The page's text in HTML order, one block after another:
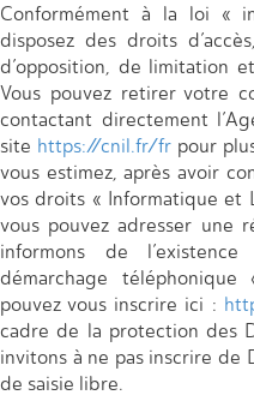
Conformément à la loi «
disposez des droits
d’opposition, de limitation
Vous pouvez retirer votre
contactant directement
site https://cnil.fr/fr pour
vous estimez, après avoir
vos droits « Informatique et
vous pouvez adresser une
informons de
démarchage
pouvez vous inscrire ici :
cadre de la protection des
invitons à ne pas inscrire de
de saisie libre.